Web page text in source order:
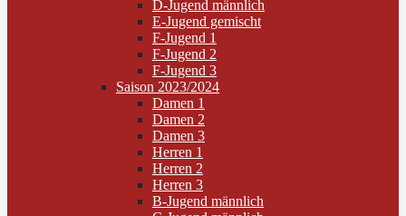
D-Jugend männlich
E-Jugend gemischt
F-Jugend 1
F-Jugend 2
F-Jugend 3
Saison 2023/2024
Damen 1
Damen 2
Damen 3
Herren 1
Herren 2
Herren 3
B-Jugend männlich